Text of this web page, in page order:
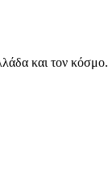
και τον κόσμο.